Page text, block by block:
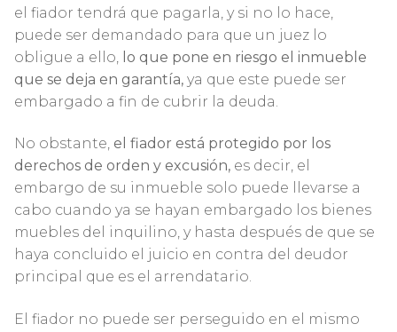
el fiador tendrá que pagarla, y si no lo hace,
puede ser demandado para que un juez lo
obligue a ello,
lo que pone en riesgo el inmueble
que se deja en garantía, ya que este puede ser
embargado a fin de cubrir la deuda.
No obstante, el fiador está protegido por los
derechos de orden y excusión, es decir, el
embargo de su inmueble solo puede llevarse a
cabo cuando ya se hayan embargado los bienes
muebles del inquilino, y hasta después de que se
haya concluido el juicio en contra del deudor
principal que es el arrendatario.
El fiador no puede ser perseguido en el mismo